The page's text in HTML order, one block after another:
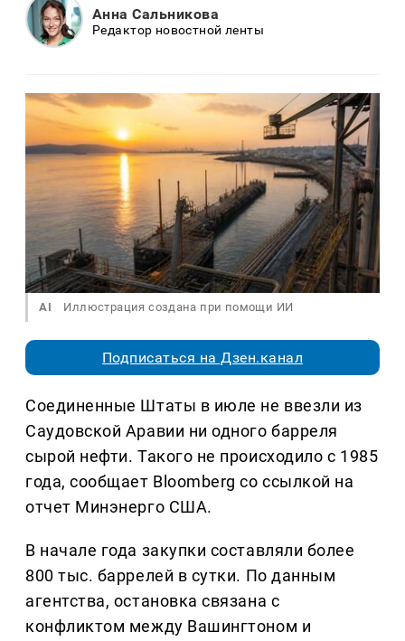
Анна Сальникова
Редактор новостной ленты
AI Иллюстрация создана при помощи ИИ
Подписаться на Дзен.канал
Соединенные Штаты в июле не ввезли из
Саудовской Аравии ни одного барреля
сырой нефти. Такого не происходило с 1985
года, сообщает Bloomberg со ссылкой на
отчет Минэнерго США.
В начале года закупки составляли более
800 тыс. баррелей в сутки. По данным
агентства, остановка связана с
конфликтом между Вашингтоном и